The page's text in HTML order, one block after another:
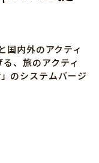
内外のアクティ
、旅のアクティ
のシステムバージ